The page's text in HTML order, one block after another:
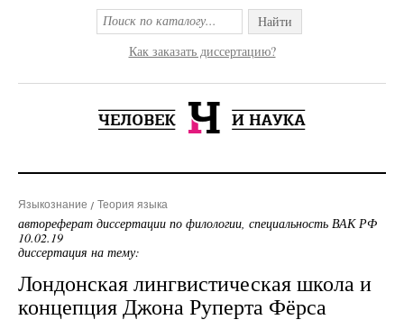
Найти
Как заказать диссертацию?
Языкознание Теория языка
автореферат диссертации по филологии, специальность ВАК РФ
10.02.19
диссертация на тему:
Лондонская лингвистическая школа и
концепция Джона Руперта Фёрса